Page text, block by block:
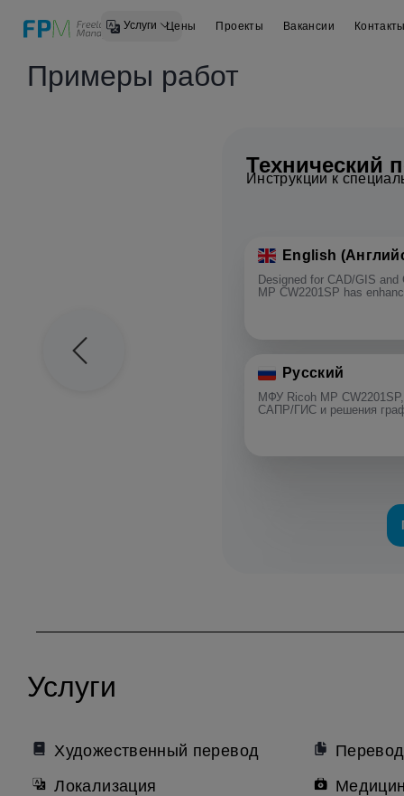
Услуги Цены Проекты Вакансии
Примеры работ
Технический
Инструкции к
English
Designed for CAD/GIS
MP CW2201SP has
Русский
МФУ Ricoh MP
САПР/ГИС и решения
Услуги
Художественный перевод
Локализация